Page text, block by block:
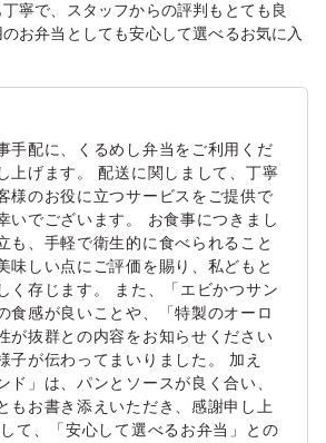
寧で、スタッフからの評判もとても良
お弁当としても安心して選べるお気に入
手配に、くるめし弁当をご利用くだ
上げます。 配送に関しまして、丁寧
様のお役に立つサービスをご提供で
いでございます。 お食事につきまし
も、手軽で衛生的に食べられること
味しい点にご評価を賜り、私どもと
く存じます。 また、「エビかつサン
食感が良いことや、「特製のオーロ
が抜群との内容をお知らせください
子が伝わってまいりました。 加え
ド」は、パンとソースが良く合い、
もお書き添えいただき、感謝申し上
て、「安心して選べるお弁当」との